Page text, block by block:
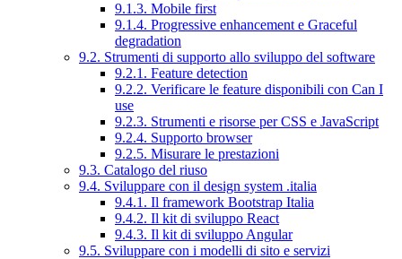
9.1.3. Mobile first
9.1.4. Progressive enhancement e Graceful
degradation
9.2. Strumenti di supporto allo sviluppo del software
9.2.1. Feature detection
9.2.2. Verificare le feature disponibili con Can I
use
9.2.3. Strumenti e risorse per CSS e JavaScript
9.2.4. Supporto browser
9.2.5. Misurare le prestazioni
9.3. Catalogo del riuso
9.4. Sviluppare con il design system .italia
9.4.1. Il framework Bootstrap Italia
9.4.2. Il kit di sviluppo React
9.4.3. Il kit di sviluppo Angular
9.5. Sviluppare con i modelli di sito e servizi